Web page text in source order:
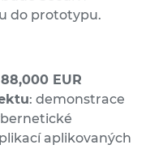
do prototypu.
88,000 EUR
: demonstrace
aplikovaných